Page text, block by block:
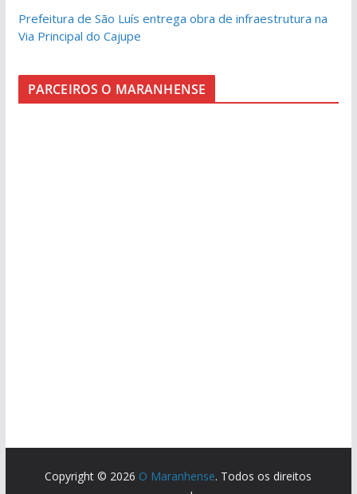
Prefeitura de São Luís entrega obra de infraestrutura na
Via Principal do Cajupe
PARCEIROS O MARANHENSE
Copyright © 2026 O Maranhense. Todos os direitos